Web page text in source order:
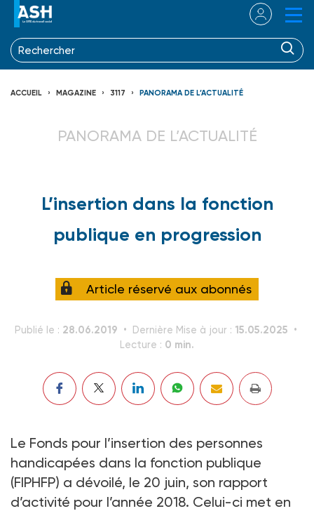
ACCUEIL MAGAZINE 3117 PANORAMA DE L’ACTUALITÉ
PANORAMA DE L’ACTUALITÉ
L’insertion dans la fonction
publique en progression
Article réservé aux abonnés
Publié le : 28.06.2019 Dernière Mise à jour : 15.05.2025
Lecture : 0 min.
Le Fonds pour l’insertion des personnes
handicapées dans la fonction publique
(FIPHFP) a dévoilé, le 20 juin, son rapport
d’activité pour l’année 2018. Celui-ci met en